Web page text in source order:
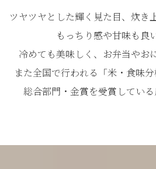
ツヤツヤとした輝く見た目、炊き
もっちり感や甘味も良
冷めても美味しく、お弁当やお
また全国で行われる「米・食味
総合部門・金賞を受賞している